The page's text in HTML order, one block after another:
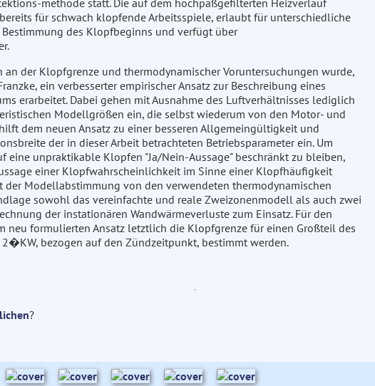
methode statt. Die auf dem hochpaßgefilterten Heizverlauf
für schwach klopfende Arbeitsspiele, erlaubt für unterschiedliche
des Klopfbeginns und verfügt über
der Klopfgrenze und thermodynamischer Voruntersuchungen wurde,
ein verbesserter empirischer Ansatz zur Beschreibung eines
erarbeitet. Dabei gehen mit Ausnahme des Luftverhältnisses lediglich
Modellgrößen ein, die selbst wiederum von den Motor- und
dem neuen Ansatz zu einer besseren Allgemeingültigkeit und
der in dieser Arbeit betrachteten Betriebsparameter ein. Um
unpraktikable Klopfen "Ja/Nein-Aussage" beschränkt zu bleiben,
einer Klopfwahrscheinlichkeit im Sinne einer Klopfhäufigkeit
Modellabstimmung von den verwendeten thermodynamischen
sowohl das vereinfachte und reale Zweizonenmodell als auch zwei
der instationären Wandwärmeverluste zum Einsatz. Für den
neu formulierten Ansatz letztlich die Klopfgrenze für einen Großteil des
bezogen auf den Zündzeitpunkt, bestimmt werden.
?